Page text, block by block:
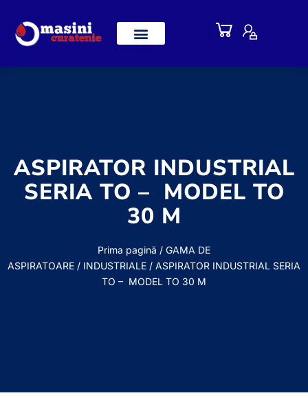
ASPIRATOR INDUSTRIAL
SERIA TO – MODEL TO
30 M
Prima pagină / GAMA DE
ASPIRATOARE / INDUSTRIALE / ASPIRATOR INDUSTRIAL SERIA
TO – MODEL TO 30 M